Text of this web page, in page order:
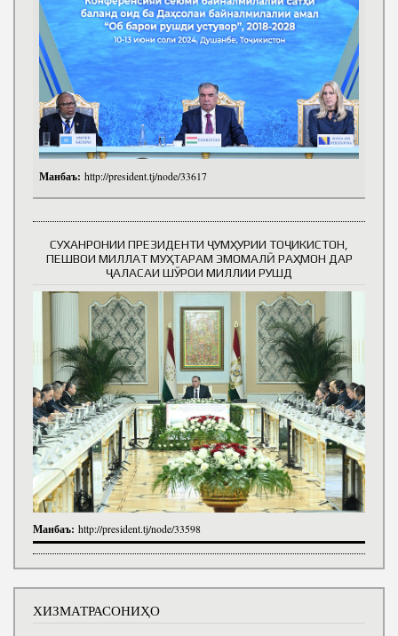
Манбаъ: http://president.tj/node/33617
СУХАНРОНИИ ПРЕЗИДЕНТИ ҶУМҲУРИИ ТОҶИКИСТОН,
ПЕШВОИ МИЛЛАТ МУҲТАРАМ ЭМОМАЛӢ РАҲМОН ДАР
ҶАЛАСАИ ШӮРОИ МИЛЛИИ РУШД
Манбаъ: http://president.tj/node/33598
ХИЗМАТРАСОНИҲО